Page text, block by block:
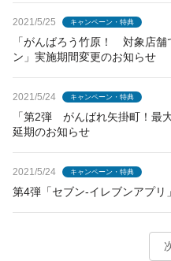
2021/5/25 キャンペーン・特典
「がんばろう竹原！ 対象店
ン」実施期間変更のお知らせ
2021/5/24 キャンペーン・特典
「第2弾 がんばれ矢掛町！最
延期のお知らせ
2021/5/24 キャンペーン・特典
第4弾「セブン-イレブンアプリ